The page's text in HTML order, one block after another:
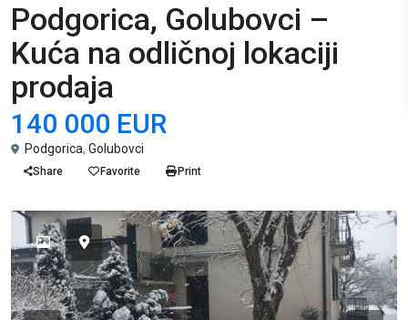
Podgorica, Golubovci –
Kuća na odličnoj lokaciji
prodaja
140 000 EUR
Podgorica, Golubovci
Share Favorite Print